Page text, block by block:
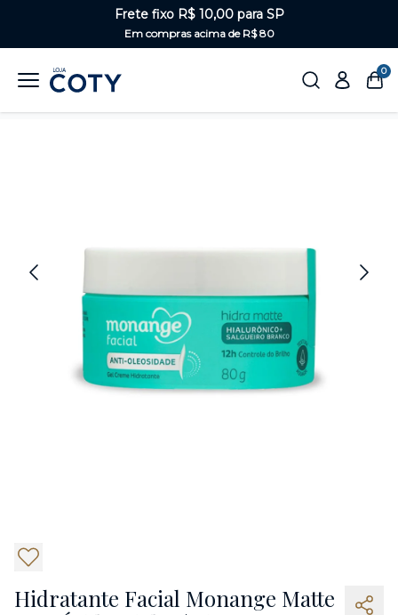
Frete fixo R$ 10,00 para SP
Em compras acima de R$ 80
0
Hidratante Facial Monange Matte